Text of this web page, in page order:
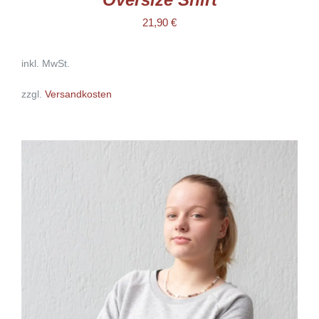
21,90 €
inkl. MwSt.
zzgl. Versandkosten